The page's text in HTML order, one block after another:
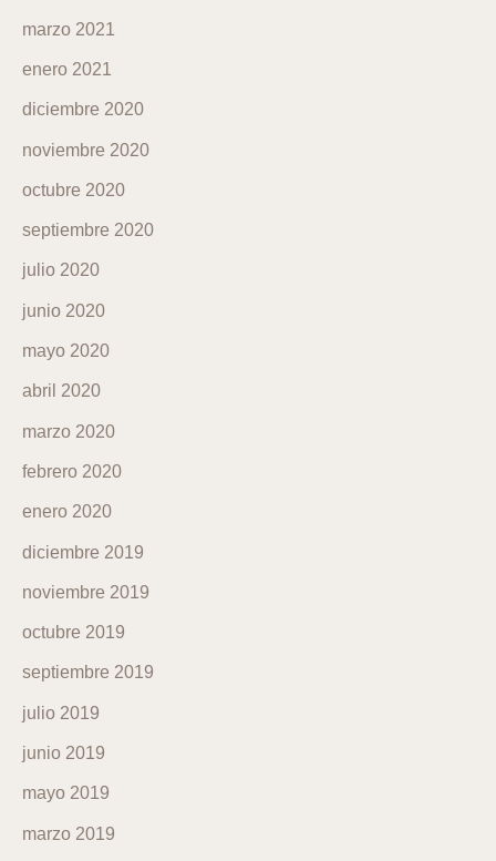
marzo 2021
enero 2021
diciembre 2020
noviembre 2020
octubre 2020
septiembre 2020
julio 2020
junio 2020
mayo 2020
abril 2020
marzo 2020
febrero 2020
enero 2020
diciembre 2019
noviembre 2019
octubre 2019
septiembre 2019
julio 2019
junio 2019
mayo 2019
marzo 2019